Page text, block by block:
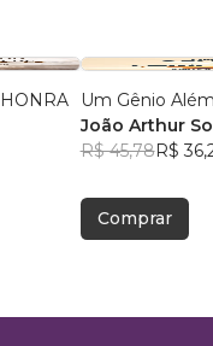
Um Gênio
João Arthur
Pscheidt
R$ 45,78R$
Comprar